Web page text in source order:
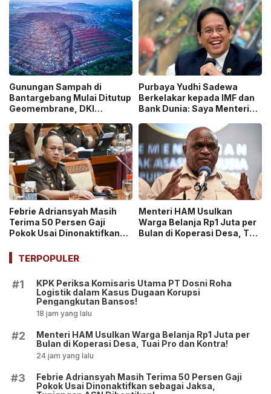
Pengangkutan Bansos!
Pengawasan!
Gunungan Sampah di
Bantargebang Mulai Ditutup
Geomembrane, DKI
Sistem Open Dumping!
Purbaya Yudhi Sadewa
Berkelakar kepada IMF dan
Bank Dunia: Saya Menteri
Beruntung di Dunia!
Febrie Adriansyah Masih
Terima 50 Persen Gaji
Pokok Usai Dinonaktifkan
ASN Dihentikan!
Menteri HAM Usulkan
Warga Belanja Rp1 Juta per
Bulan di Koperasi Desa, Tuai
TERPOPULER
#1
KPK Periksa Komisaris Utama PT Dosni Roha
Logistik dalam Kasus Dugaan Korupsi
Pengangkutan Bansos!
18 jam yang lalu
#2
Menteri HAM Usulkan Warga Belanja Rp1 Juta per
Bulan di Koperasi Desa, Tuai Pro dan Kontra!
24 jam yang lalu
#3
Febrie Adriansyah Masih Terima 50 Persen Gaji
Pokok Usai Dinonaktifkan sebagai Jaksa,